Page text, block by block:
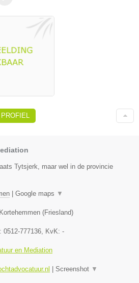
Tytsjerk, maar wel in de provincie
Google maps ▼
Kortehemmen (Friesland)
0512-777136, KvK: -
en Mediation
Screenshot ▼